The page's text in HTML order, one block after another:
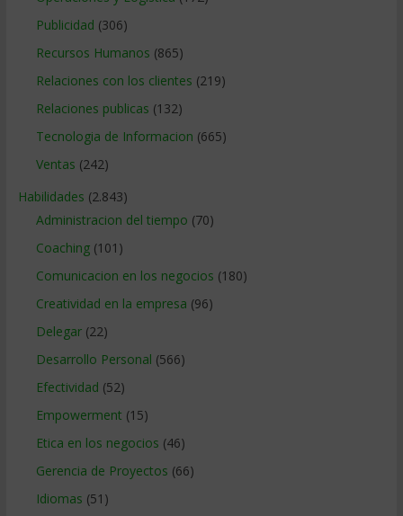
Publicidad (306)
Recursos Humanos (865)
Relaciones con los clientes (219)
Relaciones publicas (132)
Tecnologia de Informacion (665)
Ventas (242)
Habilidades (2.843)
Administracion del tiempo (70)
Coaching(101)
Comunicacion en los negocios (180)
Creatividad en la empresa (96)
Delegar(22)
Desarrollo Personal (566)
Efectividad (52)
Empowerment (15)
Etica en los negocios (46)
Gerencia de Proyectos (66)
Idiomas (51)